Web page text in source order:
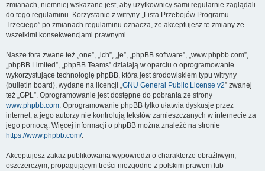
zmianach, niemniej wskazane jest, aby użytkownicy sami regularnie zaglądali
do tego regulaminu. Korzystanie z witryny „Lista Przebojów Programu
Trzeciego” po zmianach regulaminu oznacza, że akceptujesz te zmiany ze
wszelkimi konsekwencjami prawnymi.
Nasze fora zwane też „one”, „ich”, „je”, „phpBB software”, „www.phpbb.com”,
„phpBB Limited”, „phpBB Teams” działają w oparciu o oprogramowanie
wykorzystujące technologię phpBB, która jest środowiskiem typu witryny
(bulletin board), wydane na licencji „GNU General Public License v2” zwanej
też „GPL”. Oprogramowanie jest dostępne do pobrania ze strony
www.phpbb.com. Oprogramowanie phpBB tylko ułatwia dyskusje przez
internet, a jego autorzy nie kontrolują tekstów zamieszczanych w internecie za
jego pomocą. Więcej informacji o phpBB można znaleźć na stronie
https://www.phpbb.com/.
Akceptujesz zakaz publikowania wypowiedzi o charakterze obraźliwym,
oszczerczym, propagującym treści niezgodne z polskim prawem lub